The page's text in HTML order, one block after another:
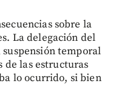
sobre la
La delegación del
temporal
de las estructuras
lo ocurrido, si bien